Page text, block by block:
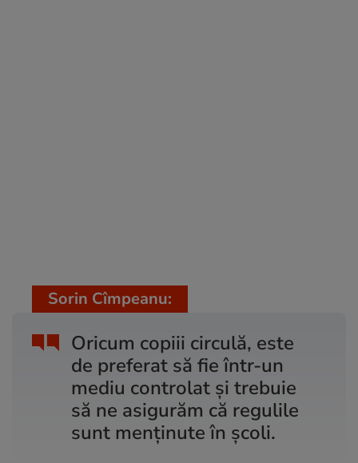
Oricum copiii circulă, este
de preferat să fie într-un
mediu controlat și trebuie
să ne asigurăm că regulile
sunt menținute în școli.
Sorin Cîmpeanu: